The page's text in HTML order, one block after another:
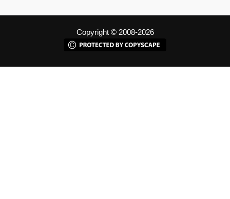
Copyright © 2008-2026